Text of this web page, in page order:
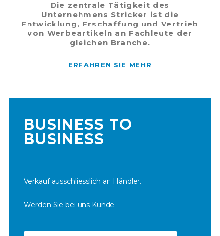
Die zentrale Tätigkeit des
Unternehmens Stricker ist die
Entwicklung, Erschaffung und Vertrieb
von Werbeartikeln an Fachleute der
gleichen Branche.
ERFAHREN SIE MEHR
BUSINESS TO
BUSINESS
Verkauf ausschliesslich an Händler.
Werden Sie bei uns Kunde.